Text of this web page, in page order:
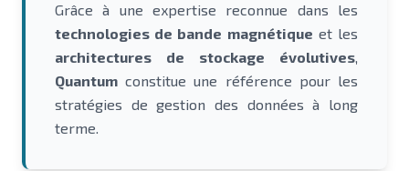
Grâce à une expertise reconnue dans les
technologies de bande magnétique et les
architectures de stockage évolutives,
Quantum constitue une référence pour les
stratégies de gestion des données à long
terme.